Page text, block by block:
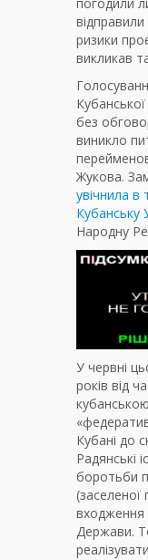
ризики
викликав
без
виникло
Жукова.
увічнила в
Кубанську
Народну
У червні
років від
Кубані до
Радянські
боротьби
входження
Держави.